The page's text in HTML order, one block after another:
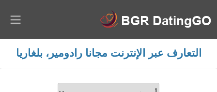
التعارف عبر الإنترنت مجانا رادومير، بلغاريا